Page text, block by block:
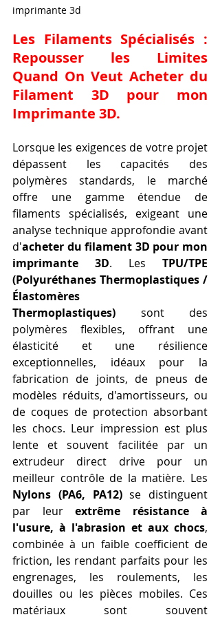
imprimante 3d
Les Filaments Spécialisés :
Repousser les Limites
Quand On Veut Acheter du
Filament 3D pour mon
Imprimante 3D.
Lorsque les exigences de votre projet
dépassent les capacités des
polymères standards, le marché
offre une gamme étendue de
filaments spécialisés, exigeant une
analyse technique approfondie avant
d'acheter du filament 3D pour mon
imprimante 3D. Les TPU/TPE
(Polyuréthanes Thermoplastiques /
Élastomères
Thermoplastiques) sont des
polymères flexibles, offrant une
élasticité et une résilience
exceptionnelles, idéaux pour la
fabrication de joints, de pneus de
modèles réduits, d'amortisseurs, ou
de coques de protection absorbant
les chocs. Leur impression est plus
lente et souvent facilitée par un
extrudeur direct drive pour un
Nylons (PA6, PA12) se distinguent
par leur extrême résistance à
l'usure, à l'abrasion et aux chocs,
combinée à un faible coefficient de
friction, les rendant parfaits pour les
engrenages, les roulements, les
douilles ou les pièces mobiles. Ces
matériaux sont souvent